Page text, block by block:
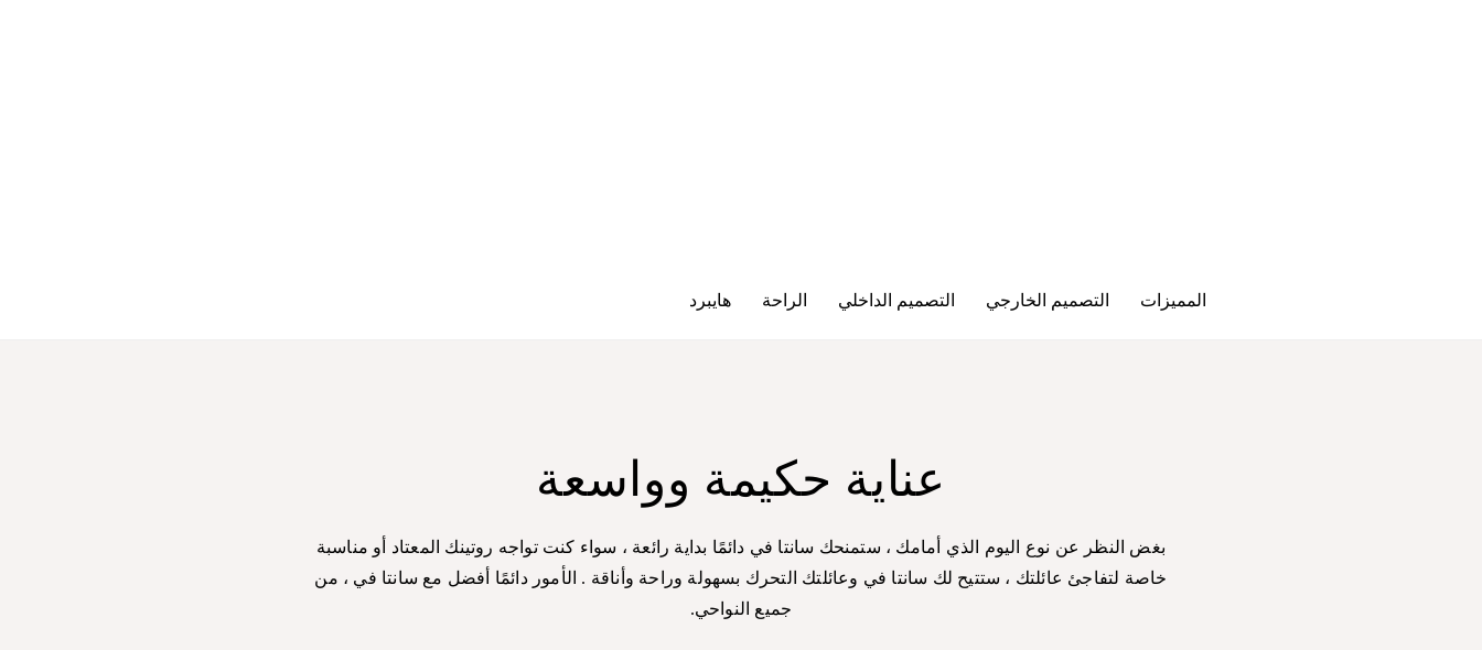
المميزات التصميم الخارجي التصميم الداخلي الراحة هايبرد
عناية حكيمة وواسعة
بغض النظر عن نوع اليوم الذي أمامك ، ستمنحك سانتا في دائمًا بداية رائعة ، سواء كنت تواجه روتينك المعتاد أو مناسبة
خاصة لتفاجئ عائلتك ، ستتيح لك سانتا في وعائلتك التحرك بسهولة وراحة وأناقة . الأمور دائمًا أفضل مع سانتا في ، من
جميع النواحي.